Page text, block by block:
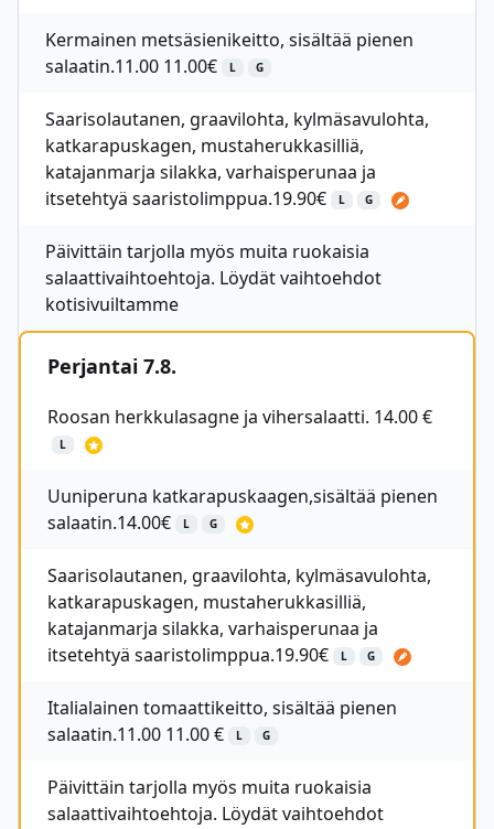
Kermainen metsäsienikeitto, sisältää pienen
salaatin.11.00 11.00€
L G
Saarisolautanen, graavilohta, kylmäsavulohta,
katkarapuskagen, mustaherukkasilliä,
katajanmarja silakka, varhaisperunaa ja
itsetehtyä saaristolimppua.19.90€
L G
Päivittäin tarjolla myös muita ruokaisia
salaattivaihtoehtoja. Löydät vaihtoehdot
kotisivuiltamme
Perjantai 7.8.
Roosan herkkulasagne ja vihersalaatti. 14.00 €
L
Uuniperuna katkarapuskaagen,sisältää pienen
salaatin.14.00€
L G
Saarisolautanen, graavilohta, kylmäsavulohta,
katkarapuskagen, mustaherukkasilliä,
katajanmarja silakka, varhaisperunaa ja
itsetehtyä saaristolimppua.19.90€
L G
Italialainen tomaattikeitto, sisältää pienen
salaatin.11.00 11.00 €
L G
Päivittäin tarjolla myös muita ruokaisia
salaattivaihtoehtoja. Löydät vaihtoehdot